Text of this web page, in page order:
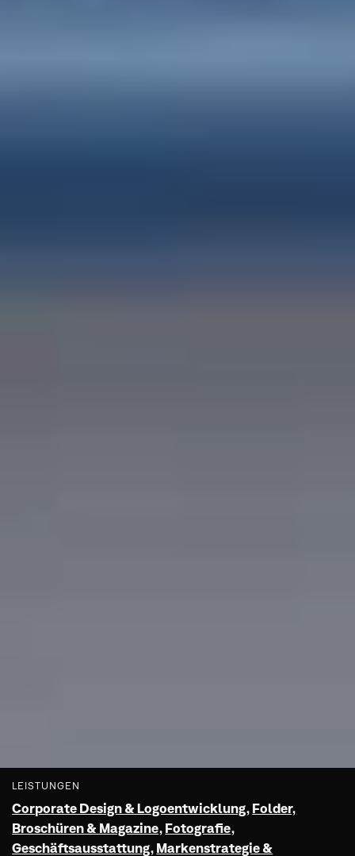
LEISTUNGEN
Corporate Design & Logoentwicklung, Folder,
Broschüren & Magazine, Fotografie,
Geschäftsausstattung, Markenstrategie &